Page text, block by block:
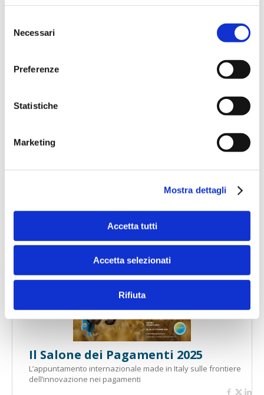
delNecessari
Preferenze
Statistiche
Marketing
Mostra dettagli
Accetta tutti
Accetta selezionati
Rifiuta
Banche per l'inclusione
Il Salone dei Pagamenti 2025
L’appuntamento internazionale made in Italy sulle frontiere
dell’innovazione nei pagamenti